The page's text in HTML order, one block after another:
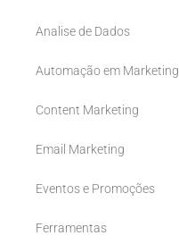
Analise de Dados
Automação em Marketing
Content Marketing
Email Marketing
Eventos e Promoções
Ferramentas